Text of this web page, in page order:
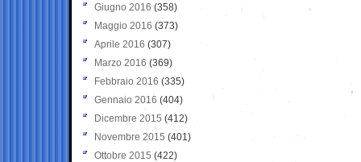
Giugno 2016 (358)
Maggio 2016 (373)
Aprile 2016 (307)
Marzo 2016 (369)
Febbraio 2016 (335)
Gennaio 2016 (404)
Dicembre 2015 (412)
Novembre 2015 (401)
Ottobre 2015 (422)